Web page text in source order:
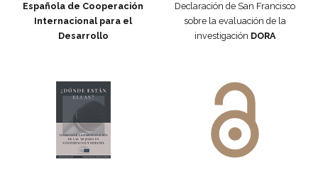
Española de Cooperación
Internacional para el
Desarrollo
Declaración de San Francisco
sobre la evaluación de la
investigación DORA